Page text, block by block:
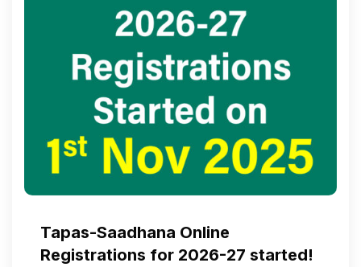
Tapas-Saadhana Online
Registrations for 2026-27 started!